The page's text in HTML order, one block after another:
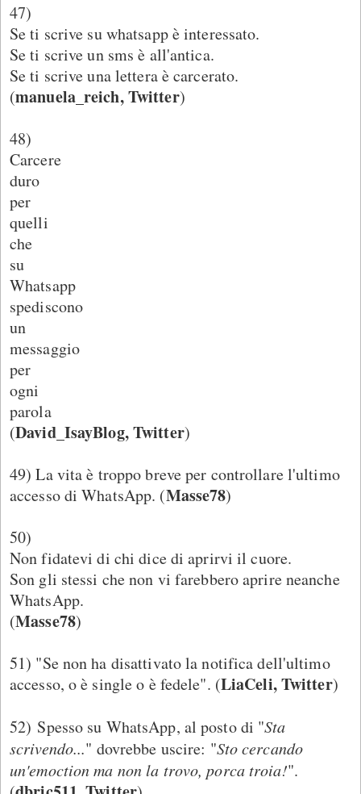
47)
Se ti scrive su whatsapp è interessato.
Se ti scrive un sms è all'antica.
Se ti scrive una lettera è carcerato.
(manuela_reich, Twitter)
48)
Carcere
duro
per
quelli
che
su
Whatsapp
spediscono
un
messaggio
per
ogni
parola
(David_IsayBlog, Twitter)
49) La vita è troppo breve per controllare l'ultimo
accesso di WhatsApp. (Masse78)
50)
Non fidatevi di chi dice di aprirvi il cuore.
Son gli stessi che non vi farebbero aprire neanche
WhatsApp.
(Masse78)
51) "Se non ha disattivato la notifica dell'ultimo
accesso, o è single o è fedele". (LiaCeli, Twitter)
52) Spesso su WhatsApp, al posto di "Sta
scrivendo..." dovrebbe uscire: "Sto cercando
un'emoction ma non la trovo, porca troia!".